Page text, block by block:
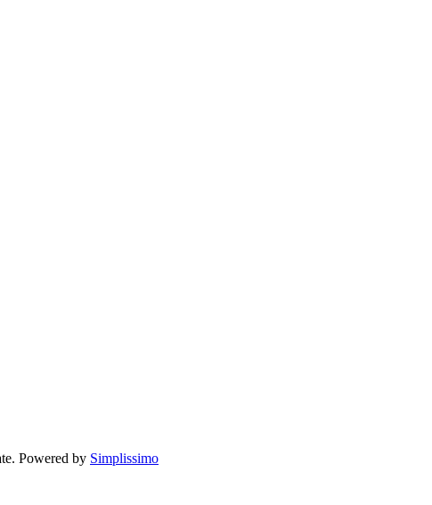
Powered by Simplissimo